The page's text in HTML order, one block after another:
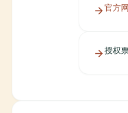
官方
授权